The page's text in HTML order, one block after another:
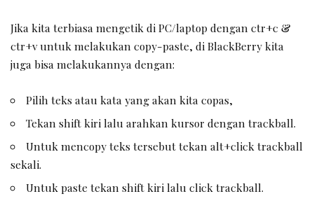
Jika kita terbiasa mengetik di PC/laptop dengan ctr+c &
ctr+v untuk melakukan copy-paste, di BlackBerry kita
juga bisa melakukannya dengan:
Pilih teks atau kata yang akan kita copas,
Tekan shift kiri lalu arahkan kursor dengan trackball.
Untuk mencopy teks tersebut tekan alt+click trackball
sekali.
Untuk paste tekan shift kiri lalu click trackball.